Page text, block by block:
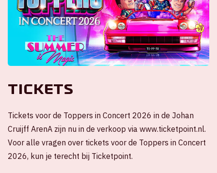
Tickets
Tickets voor de Toppers in Concert 2026 in de Johan
Cruijff ArenA zijn nu in de verkoop via www.ticketpoint.nl.
Voor alle vragen over tickets voor de Toppers in Concert
2026, kun je terecht bij Ticketpoint.